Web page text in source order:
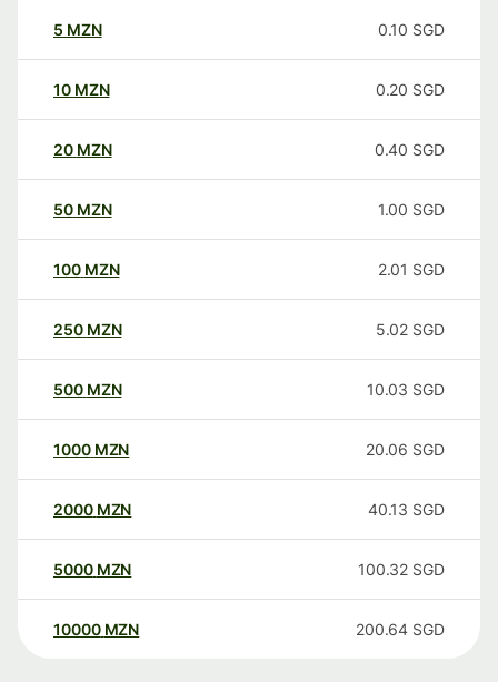
5 MZN 0.10 SGD
10 MZN 0.20 SGD
20 MZN 0.40 SGD
50 MZN 1.00 SGD
100 MZN 2.01 SGD
250 MZN 5.02 SGD
500 MZN 10.03 SGD
1000 MZN 20.06 SGD
2000 MZN 40.13 SGD
5000 MZN 100.32 SGD
10000 MZN 200.64 SGD